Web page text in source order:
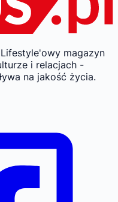
Lifestyle'owy magazyn
i relacjach -
na jakość życia.